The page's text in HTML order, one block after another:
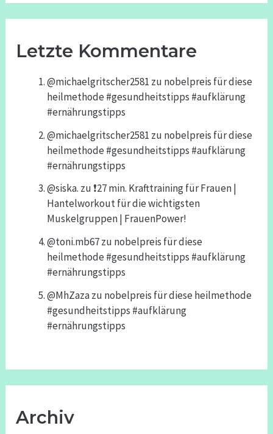
Letzte Kommentare
@michaelgritscher2581 zu nobelpreis für diese
heilmethode #gesundheitstipps #aufklärung
#ernährungstipps
@michaelgritscher2581 zu nobelpreis für diese
heilmethode #gesundheitstipps #aufklärung
#ernährungstipps
@siska. zu ❗️27 min. Krafttraining für Frauen |
Hantelworkout für die wichtigsten
Muskelgruppen | FrauenPower!
@toni.mb67zu nobelpreis für diese
heilmethode #gesundheitstipps #aufklärung
#ernährungstipps
@MhZazazu nobelpreis für diese heilmethode
#gesundheitstipps #aufklärung
#ernährungstipps
Archiv